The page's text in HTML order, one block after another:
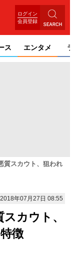
ログイン
会員登録
ス エンタメ
質スカウト、狙われ
年07月27日 08:55
カウト、
徴